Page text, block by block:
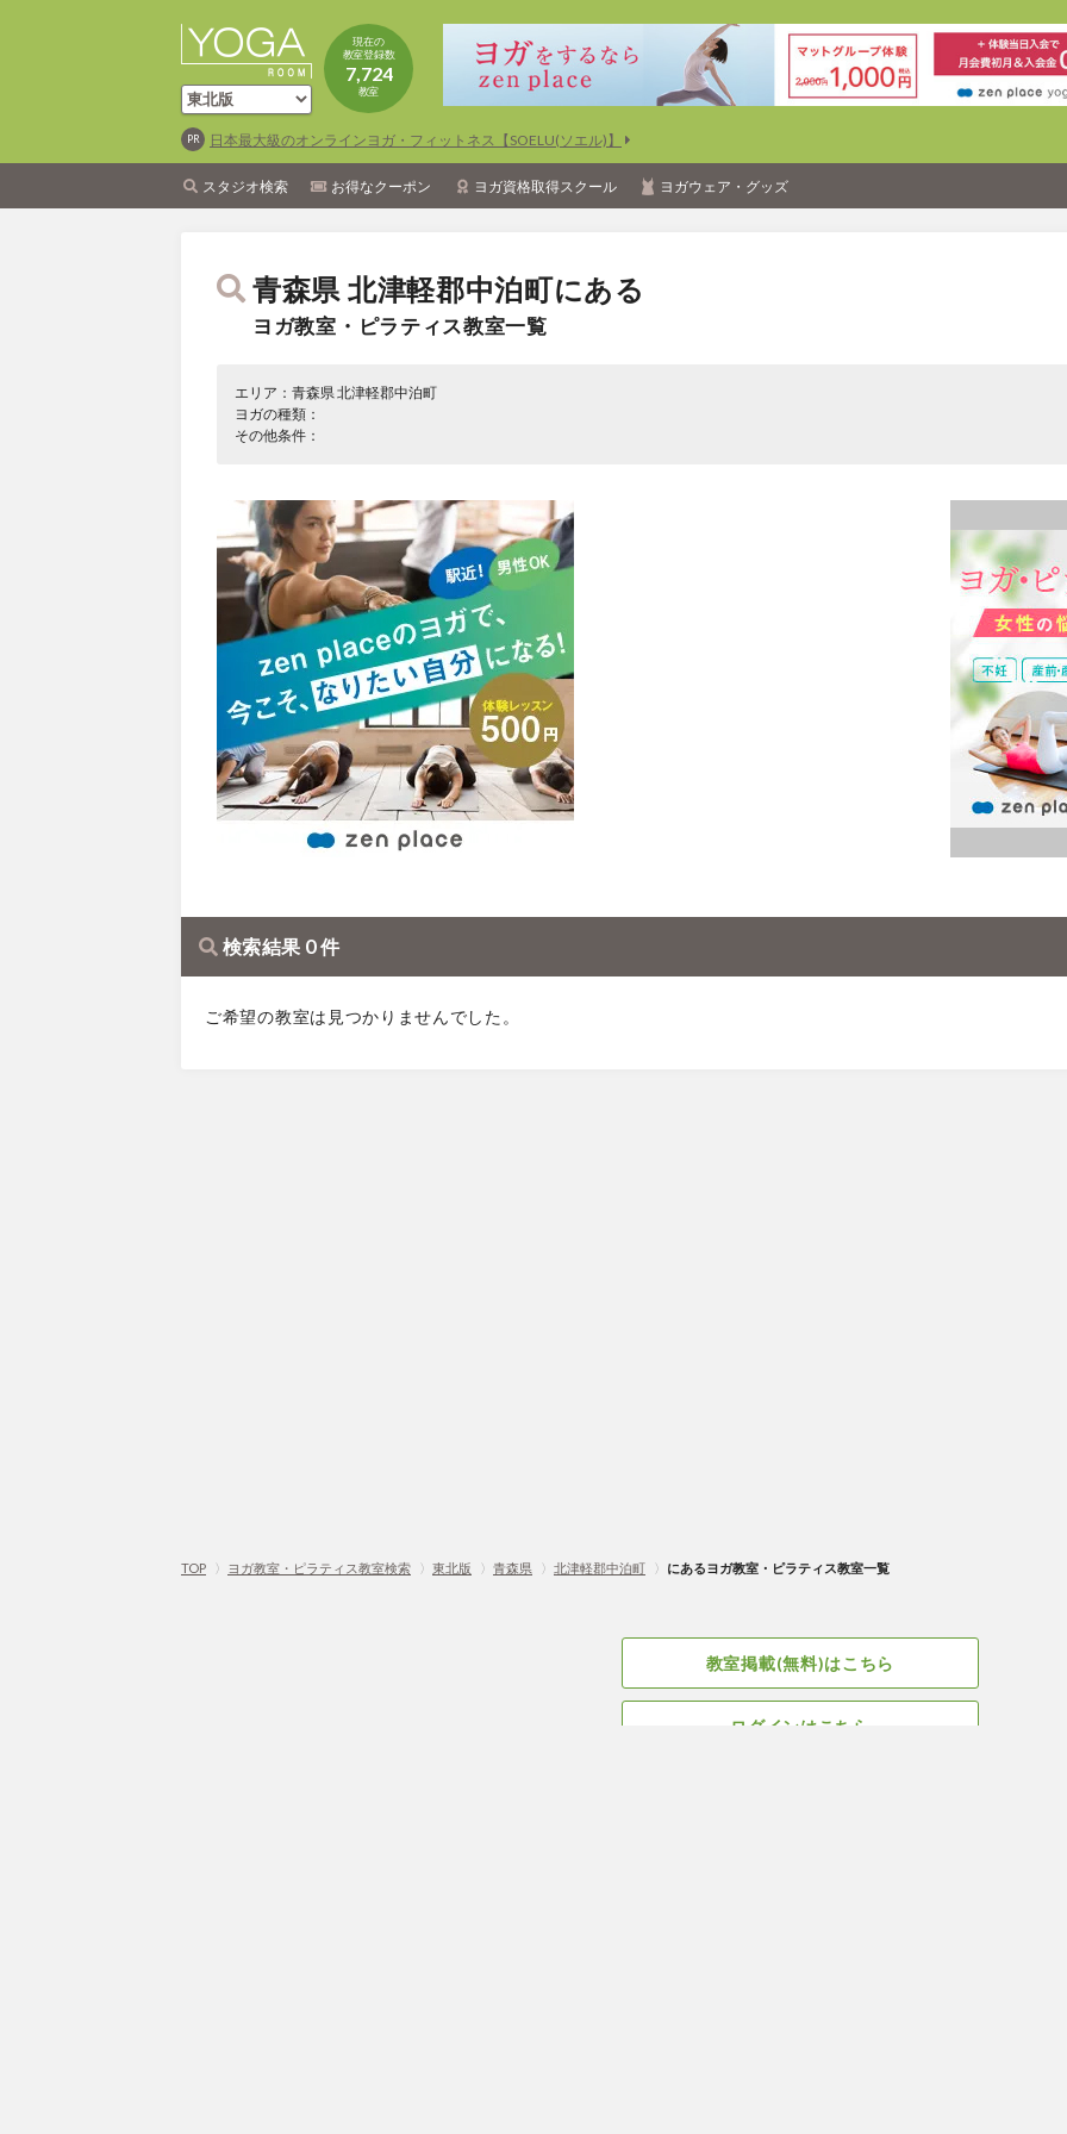
現在の
教室登録数
7,724
教室
日本最大級のオンラインヨガ・フィットネス【SOELU(ソエル)】
スタジオ検索 お得なクーポン ヨガ資格取得スクール ヨガウェア・グッズ
青森県 北津軽郡中泊町にある
ヨガ教室・ピラティス教室一覧
エリア：青森県 北津軽郡中泊町
ヨガの種類：
その他条件：
検索結果 0 件
ご希望の教室は見つかりませんでした。
TOP 〉 ヨガ教室・ピラティス教室検索 〉 東北版 〉 青森県 〉 北津軽郡中泊町 〉 にあるヨガ教室・ピラティス教室一覧
教室掲載(無料)はこちら
ログインはこちら